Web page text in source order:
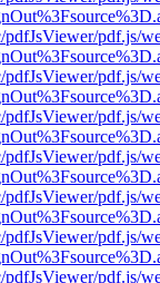
pdfJsViewer/pdf.js/
pdfJsViewer/pdf.js/
pdfJsViewer/pdf.js/
pdfJsViewer/pdf.js/
pdfJsViewer/pdf.js/
pdfJsViewer/pdf.js/
pdfJsViewer/pdf.js/